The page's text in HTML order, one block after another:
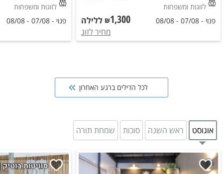
לזוגות ומשפחות
פנוי - 07/08
-
08/08
₪1,300
ללילה
מחיר לזוג
לזוגות ומשפחות
פנוי - 07/08
-
08/08
לכל הדילים ברגע האחרון
אוגוסט ראש השנה סוכות שמחת תורה